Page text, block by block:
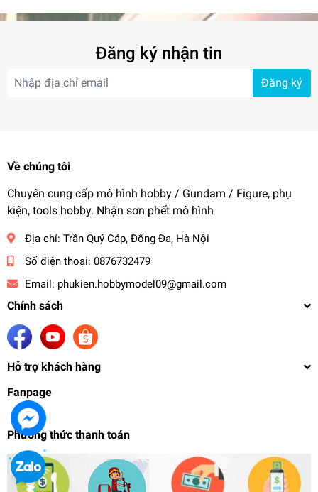
Đăng ký nhận tin
Đăng ký
Về chúng tôi
Chuyên cung cấp mô hình hobby / Gundam / Figure, phụ
kiện, tools hobby. Nhận sơn phết mô hình
Địa chỉ: Trần Quý Cáp, Đống Đa, Hà Nội
Số điện thoại: 0876732479
Email: phukien.hobbymodel09@gmail.com
Chính sách
Hỗ trợ khách hàng
Fanpage
Phương thức thanh toán